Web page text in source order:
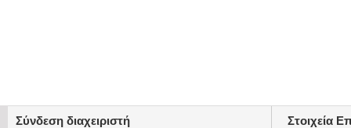
Σύνδεση διαχειριστή Στοιχεία